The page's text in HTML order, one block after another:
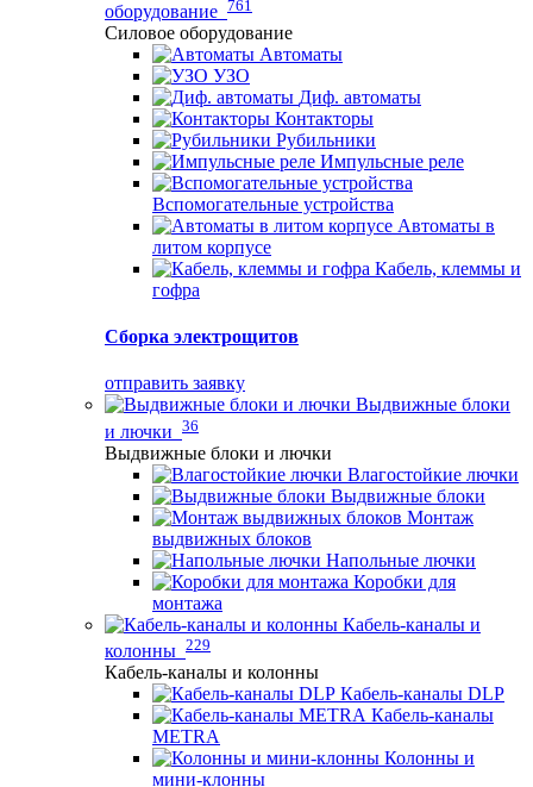
оборудование 761
Силовое оборудование
Автоматы
УЗО
Диф. автоматы
Контакторы
Рубильники
Импульсные реле
Вспомогательные устройства
Автоматы в
литом корпусе
Кабель, клеммы и
гофра
Сборка электрощитов
отправить заявку
Выдвижные блоки
и лючки 36
Выдвижные блоки и лючки
Влагостойкие лючки
Выдвижные блоки
Монтаж
выдвижных блоков
Напольные лючки
Коробки для
монтажа
Кабель-каналы и
колонны 229
Кабель-каналы и колонны
Кабель-каналы DLP
Кабель-каналы
METRA
Колонны и
мини-клонны